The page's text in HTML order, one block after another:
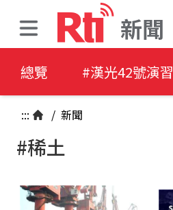
新聞
總覽 #漢光42號演習
::: / 新聞
#稀土